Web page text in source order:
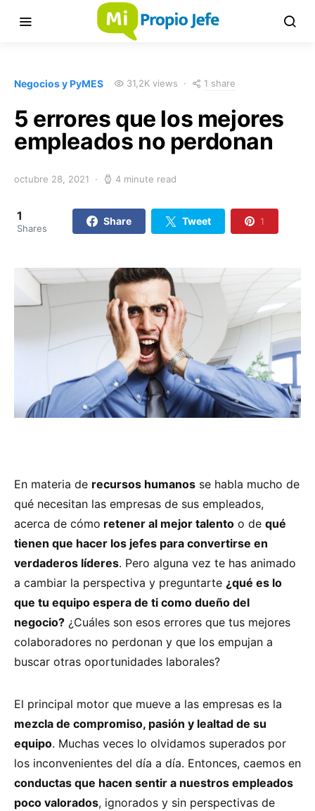
Negocios y PyMES 31,2K views 1 share
5 errores que los mejores
empleados no perdonan
octubre 28, 2021 4 minute read
1
Shares
Share Tweet 1
En materia de recursos humanos se habla mucho de
qué necesitan las empresas de sus empleados,
acerca de cómo retener al mejor talento o de qué
tienen que hacer los jefes para convertirse en
verdaderos líderes. Pero alguna vez te has animado
a cambiar la perspectiva y preguntarte ¿qué es lo
que tu equipo espera de ti como dueño del
negocio? ¿Cuáles son esos errores que tus mejores
colaboradores no perdonan y que los empujan a
buscar otras oportunidades laborales?
El principal motor que mueve a las empresas es la
mezcla de compromiso, pasión y lealtad de su
equipo. Muchas veces lo olvidamos superados por
los inconvenientes del día a día. Entonces, caemos en
conductas que hacen sentir a nuestros empleados
poco valorados, ignorados y sin perspectivas de